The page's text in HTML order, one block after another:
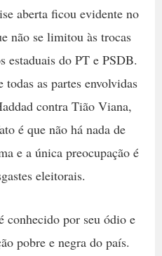
aberta ficou evidente no
não se limitou às trocas
estaduais do PT e PSDB.
as partes envolvidas
contra Tião Viana,
é que não há nada de
e a única preocupação é
eleitorais.
por seu ódio e
pobre e negra do país.